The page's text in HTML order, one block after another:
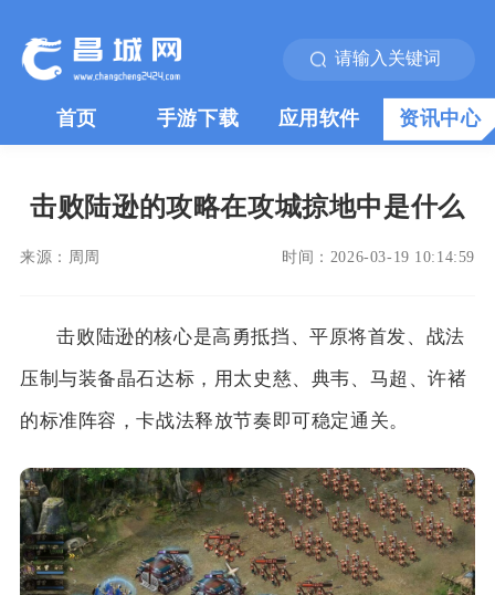
首页 手游下载 应用软件 资讯中心
击败陆逊的攻略在攻城掠地中是什么
来源： 周周 时间： 2026-03-19 10:14:59
击败陆逊的核心是高勇抵挡、平原将首发、战法
压制与装备晶石达标，用太史慈、典韦、马超、许褚
的标准阵容，卡战法释放节奏即可稳定通关。